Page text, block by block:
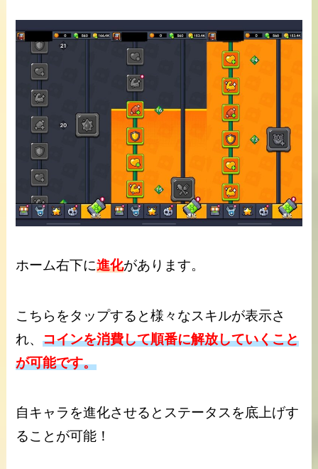
ホーム右下に進化があります。
こちらをタップすると様々なスキルが表示さ
れ、コインを消費して順番に解放していくこと
が可能です。
自キャラを進化させるとステータスを底上げす
ることが可能！